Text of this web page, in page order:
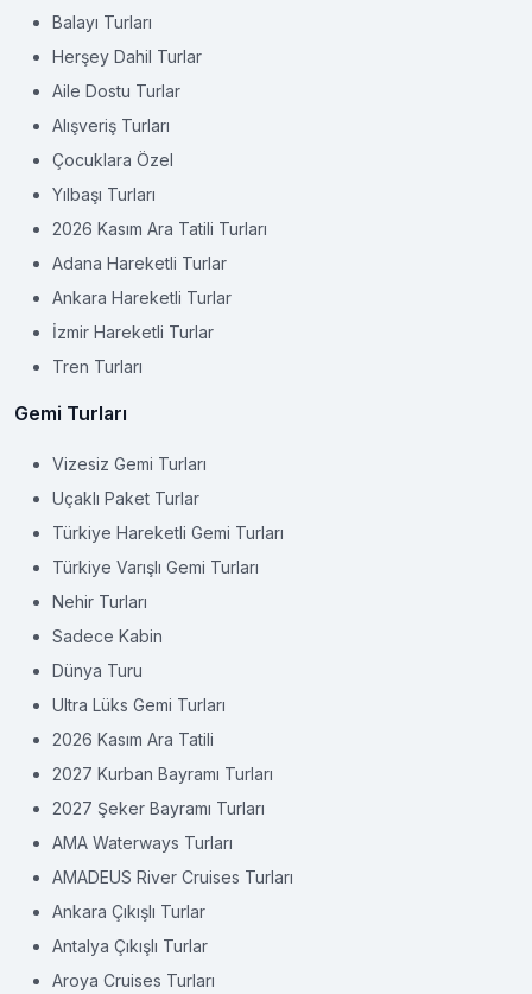
Balayı Turları
Herşey Dahil Turlar
Aile Dostu Turlar
Alışveriş Turları
Çocuklara Özel
Yılbaşı Turları
2026 Kasım Ara Tatili Turları
Adana Hareketli Turlar
Ankara Hareketli Turlar
İzmir Hareketli Turlar
Tren Turları
Gemi Turları
Vizesiz Gemi Turları
Uçaklı Paket Turlar
Türkiye Hareketli Gemi Turları
Türkiye Varışlı Gemi Turları
Nehir Turları
Sadece Kabin
Dünya Turu
Ultra Lüks Gemi Turları
2026 Kasım Ara Tatili
2027 Kurban Bayramı Turları
2027 Şeker Bayramı Turları
AMA Waterways Turları
AMADEUS River Cruises Turları
Ankara Çıkışlı Turlar
Antalya Çıkışlı Turlar
Aroya Cruises Turları